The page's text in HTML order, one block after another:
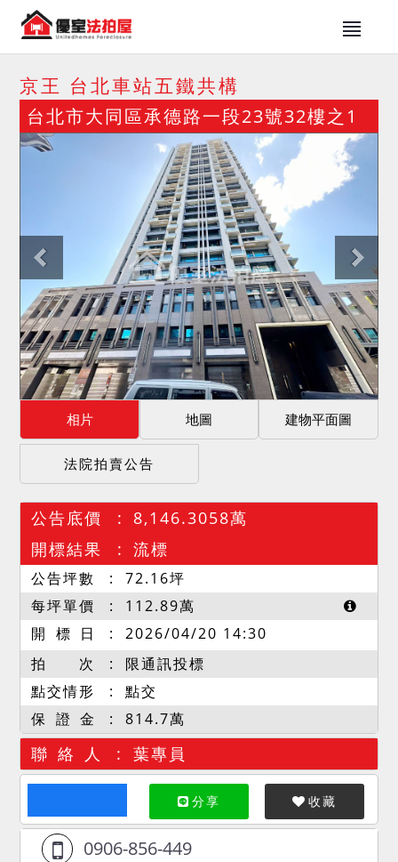
京王 台北車站五鐵共構
台北市大同區承德路一段23號32樓之1
相片 地圖 建物平面圖
法院拍賣公告
公告底價
8,146.3058萬
開標結果
流標
公告坪數 72.16坪
每坪單價
112.89萬
開 標 日
2026/04/20 14:30
拍 次
限通訊投標
點交情形
點交
保 證 金
814.7萬
聯 絡 人 葉專員
分享 收藏
0906-856-449